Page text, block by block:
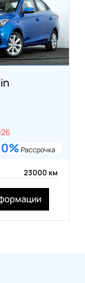
0% Рассрочка
23000 км